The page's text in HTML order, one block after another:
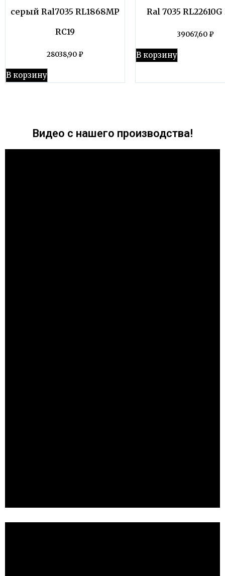
серый Ral7035 RL1868MP
RC19
28038,90 ₽
В корзину
Ral 7035 RL22610G
39067,60 ₽
В корзину
Видео с нашего производства!